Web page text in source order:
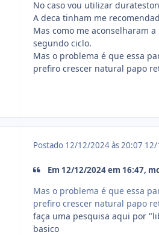
No caso vou utilizar
A deca tinham me
Mas como me aconselharam
segundo ciclo.
Mas o problema é que essa
prefiro crescer natural papo
Postado 12/12/2024 às 20:07 12/
Em 12/12/2024 em 16:47,
Mas o problema é que essa
prefiro crescer natural papo
faça uma pesquisa aqui por
basico